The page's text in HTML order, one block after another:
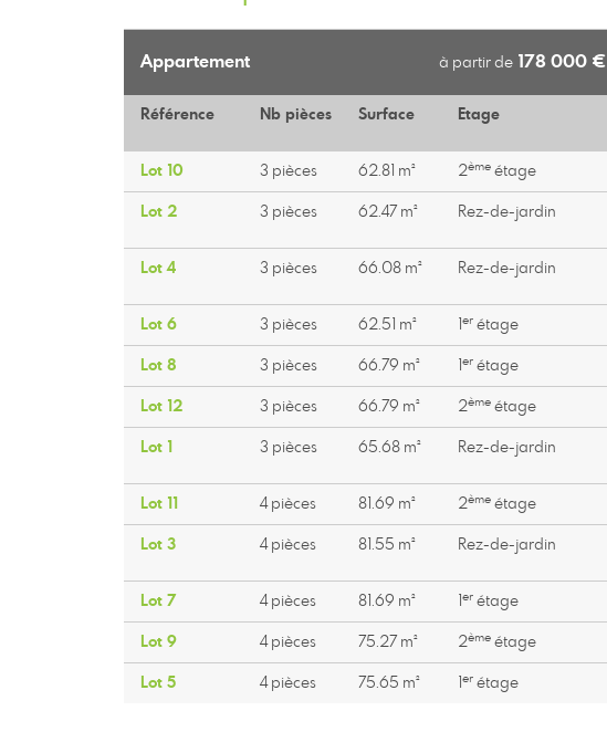
Appartement à partir de 178 000 €
Référence Nb pièces Surface Etage
Lot 10 3 pièces 62.81 m² 2èmeétage
Lot 2 3 pièces 62.47 m² Rez-de-jardin
Lot 4 3 pièces 66.08 m² Rez-de-jardin
Lot 6 3 pièces 62.51 m² er étage
Lot 8 3 pièces 66.79 m² er étage
Lot 12 3 pièces 66.79 m² 2èmeétage
Lot 1 3 pièces 65.68 m² Rez-de-jardin
Lot 11 4 pièces 81.69 m² 2èmeétage
Lot 3 4 pièces 81.55 m² Rez-de-jardin
Lot 7 4 pièces 81.69 m² er étage
Lot 9 4 pièces 75.27 m² 2èmeétage
Lot 5 4 pièces 75.65 m² er étage